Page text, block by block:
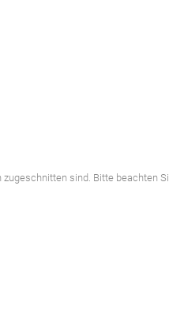
sind. Bitte beachten